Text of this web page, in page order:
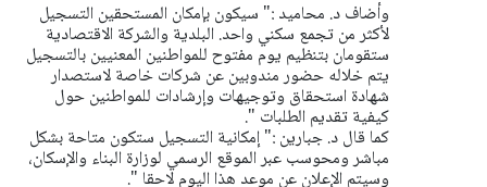
وأضاف د. محاميد :" سيكون بإمكان المستحقين التسجيل
لأكثر من تجمع سكني واحد. البلدية والشركة الاقتصادية
ستقومان بتنظيم يوم مفتوح للمواطنين المعنيين بالتسجيل
يتم خلاله حضور مندوبين عن شركات خاصة لاستصدار
شهادة استحقاق وتوجيهات وإرشادات للمواطنين حول
كيفية تقديم الطلبات ".
كما قال د. جبارين :" إمكانية التسجيل ستكون متاحة بشكل
مباشر ومحوسب عبر الموقع الرسمي لوزارة البناء والإسكان،
وسيتم الإعلان عن موعد هذا اليوم لاحقا ".